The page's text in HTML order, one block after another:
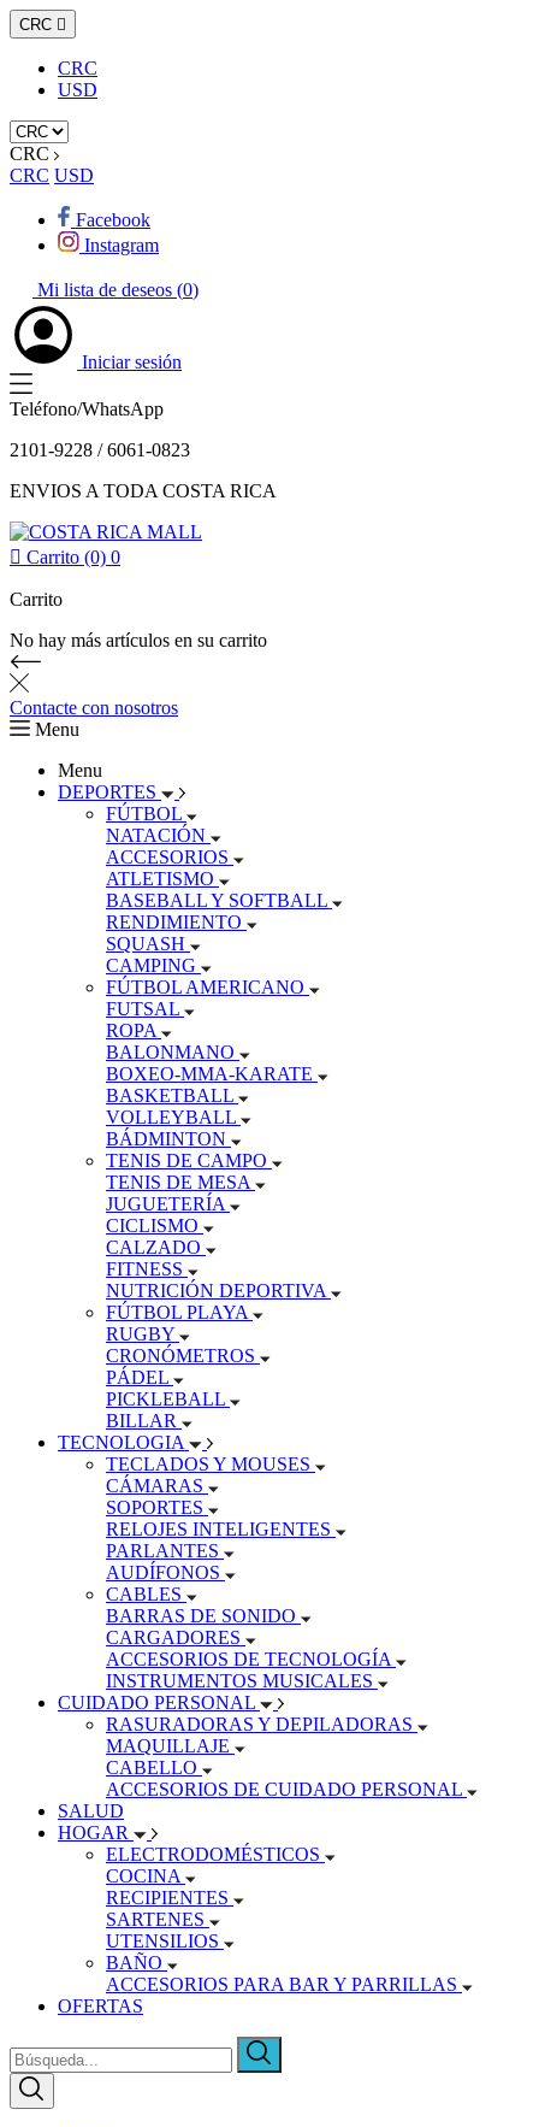
CRC 
CRC
USD
CRC
CRC USD
Facebook
Instagram
Mi lista de deseos (0)
Iniciar sesión
Teléfono/WhatsApp
2101-9228 / 6061-0823
ENVIOS A TODA COSTA RICA
 Carrito (0) 0
Carrito
No hay más artículos en su carrito
Contacte con nosotros
Menu
Menu
DEPORTES
FÚTBOL
NATACIÓN
ACCESORIOS
ATLETISMO
BASEBALL Y SOFTBALL
RENDIMIENTO
SQUASH
CAMPING
FÚTBOL AMERICANO
FUTSAL
ROPA
BALONMANO
BOXEO-MMA-KARATE
BASKETBALL
VOLLEYBALL
BÁDMINTON
TENIS DE CAMPO
TENIS DE MESA
JUGUETERÍA
CICLISMO
CALZADO
FITNESS
NUTRICIÓN DEPORTIVA
FÚTBOL PLAYA
RUGBY
CRONÓMETROS
PÁDEL
PICKLEBALL
BILLAR
TECNOLOGIA
TECLADOS Y MOUSES
CÁMARAS
SOPORTES
RELOJES INTELIGENTES
PARLANTES
AUDÍFONOS
CABLES
BARRAS DE SONIDO
CARGADORES
ACCESORIOS DE TECNOLOGÍA
INSTRUMENTOS MUSICALES
CUIDADO PERSONAL
RASURADORAS Y DEPILADORAS
MAQUILLAJE
CABELLO
ACCESORIOS DE CUIDADO PERSONAL
SALUD
HOGAR
ELECTRODOMÉSTICOS
COCINA
RECIPIENTES
SARTENES
UTENSILIOS
BAÑO
ACCESORIOS PARA BAR Y PARRILLAS
OFERTAS